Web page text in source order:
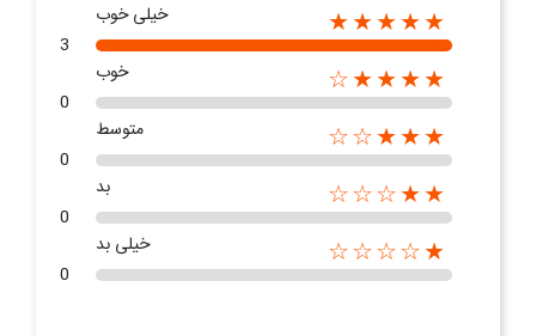
★★★★★
خیلی خوب
3
★★★★☆
خوب
0
★★★☆☆
متوسط
0
★★☆☆☆
بد
0
★☆☆☆☆
خیلی بد
0